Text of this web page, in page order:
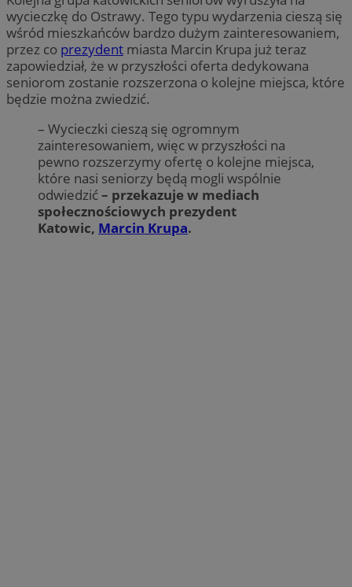
wycieczkę do Ostrawy. Tego typu wydarzenia cieszą się
wśród mieszkańców bardzo dużym zainteresowaniem,
przez co prezydent miasta Marcin Krupa już teraz
zapowiedział, że w przyszłości oferta dedykowana
seniorom zostanie rozszerzona o kolejne miejsca, które
będzie można zwiedzić.
– Wycieczki cieszą się ogromnym
zainteresowaniem, więc w przyszłości na
pewno rozszerzymy ofertę o kolejne miejsca,
które nasi seniorzy będą mogli wspólnie
odwiedzić– przekazuje w mediach
społecznościowych prezydent
Katowic, Marcin Krupa.